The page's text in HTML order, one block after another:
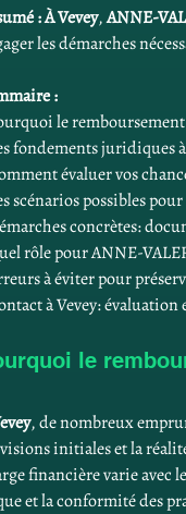
:À Vevey, ANNE-
les démarches
:
le
fondements juridiques
évaluer vos
scénarios possibles
concrètes:
rôle pour ANNE-
à éviter pour
à Vevey: évaluation
le
, de nombreux
initiales et la
financière varie avec
et la conformité des